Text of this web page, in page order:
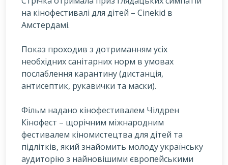
на кінофестивалі для дітей – Cinekid в
Амстердамі.
Показ проходив з дотриманням усіх
необхідних санітарних норм в умовах
послаблення карантину (дистанція,
антисептик, рукавички та маски).
Фільм надано кінофестивалем Чілдрен
Кінофест – щорічним міжнародним
фестивалем кіномистецтва для дітей та
підлітків, який знайомить молоду українську
аудиторію з найновішими європейськими